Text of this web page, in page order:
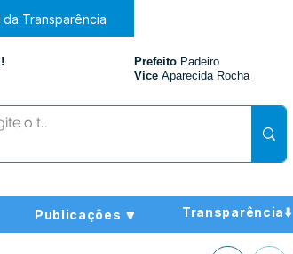
da Transparência
Prefeito Padeiro
Vice Aparecida Rocha
Publicações 🔽 Transparência⬇️